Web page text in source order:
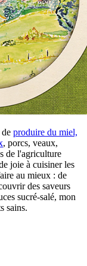
produire du miel,
, porcs, veaux,
de l'agriculture
joie à cuisiner les
au mieux : de
des saveurs
sucré-salé, mon
sains.